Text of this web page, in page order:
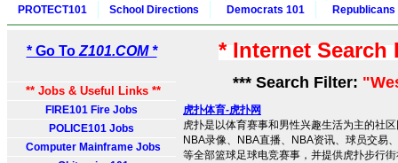
PROTECT101 School Directions Democrats 101 Republicans
* Go To Z101.COM *
** Jobs & Useful Links **
FIRE101 Fire Jobs
POLICE101 Jobs
Computer Mainframe Jobs
* Internet
*** Search Filter:
虎扑体育-虎扑网
虎扑是以体育赛事和男性兴趣生活为主的社
NBA录像、NBA直播、NBA资讯、球员交易
等全部篮球足球电竞赛事，并提供虎扑步行